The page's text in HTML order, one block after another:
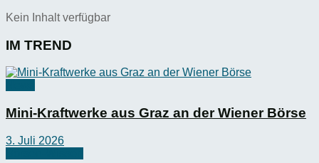
Kein Inhalt verfügbar
IM TREND
Mini-Kraftwerke aus Graz an der Wiener Börse
3. Juli 2026